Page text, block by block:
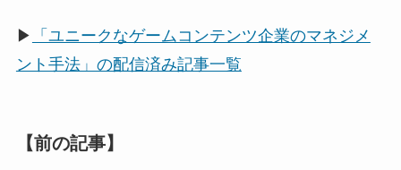
▶
「ユニークなゲームコンテンツ企業のマネジメ
ント手法」の配信済み記事一覧
【前の記事】